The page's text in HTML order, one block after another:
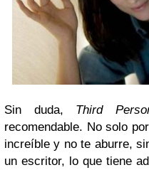
Sin duda, Third
recomendable. No solo
increíble y no te aburre,
un escritor, lo que tiene